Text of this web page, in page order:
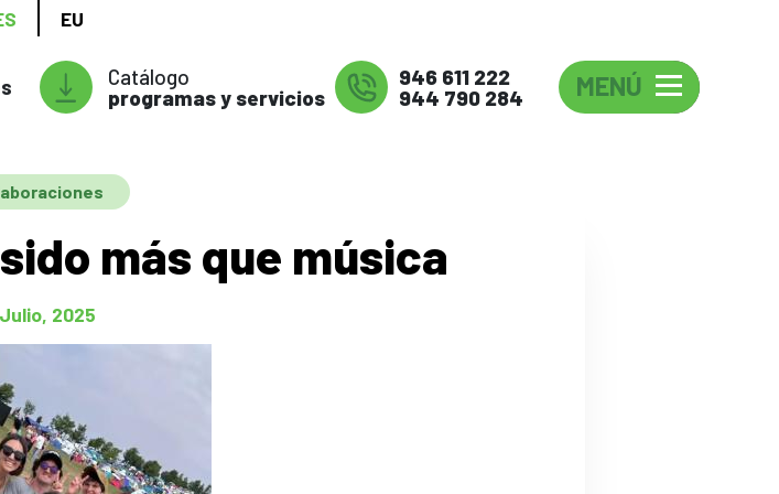
EU
Catálogo
programas y servicios
946 611 222
944 790 284
MENÚ
más que música
Julio, 2025